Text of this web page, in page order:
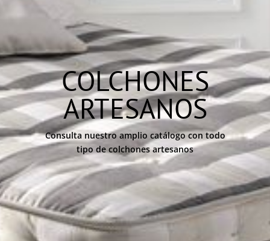
COLCHONES
ARTESANOS
Consulta nuestro amplio catálogo con todo
tipo de colchones artesanos